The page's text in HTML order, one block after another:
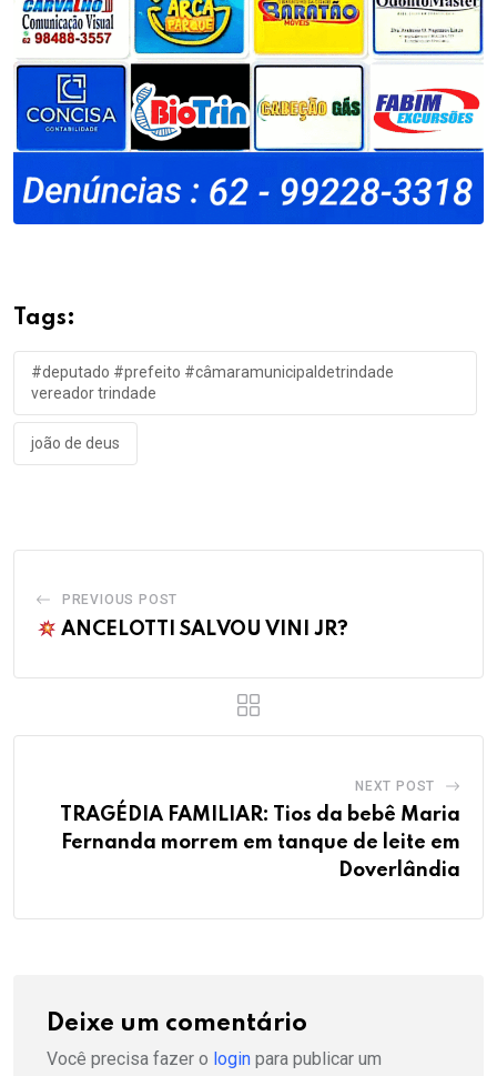
Tags:
#deputado #prefeito #câmaramunicipaldetrindade
vereador trindade
joão de deus
PREVIOUS POST
ANCELOTTI SALVOU VINI JR?
NEXT POST
TRAGÉDIA FAMILIAR: Tios da bebê Maria
Fernanda morrem em tanque de leite em
Doverlândia
Deixe um comentário
Você precisa fazer o login para publicar um